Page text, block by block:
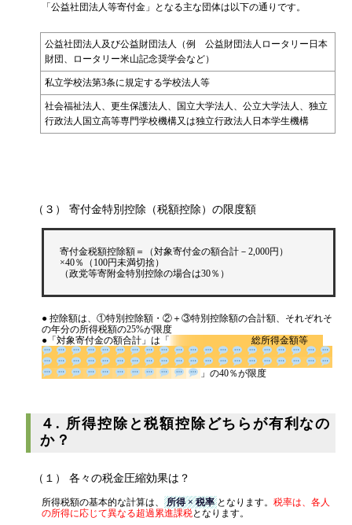
「公益社団法人等寄付金」となる主な団体は以下の通りです。
公益社団法人及び公益財団法人（例 公益財団法人ロータリー日本
財団、ロータリー米山記念奨学会など）
私立学校法第3条に規定する学校法人等
社会福祉法人、更生保護法人、国立大学法人、公立大学法人、独立
行政法人国立高等専門学校機構又は独立行政法人日本学生機構
（３） 寄付金特別控除（税額控除）の限度額
寄付金税額控除額＝（対象寄付金の額合計－2,000円）
×40％（100円未満切捨）
（政党等寄附金特別控除の場合は30％）
● 控除額は、①特別控除額・②＋③特別控除額の合計額、それぞれそ
の年分の所得税額の25%が限度
●「対象寄付金の額合計」は「
総所得金額等
」の40％が限度
４. 所得控除と税額控除どちらが有利なの
か？
（１） 各々の税金圧縮効果は？
所得税額の基本的な計算は、 所得 × 税率 となります。 税率は、各人
の所得に応じて異なる超過累進課税 となります。